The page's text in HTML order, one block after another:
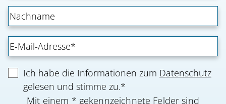
Ich habe die Informationen zum Datenschutz
gelesen und stimme zu.*
Mit einem * gekennzeichnete Felder sind